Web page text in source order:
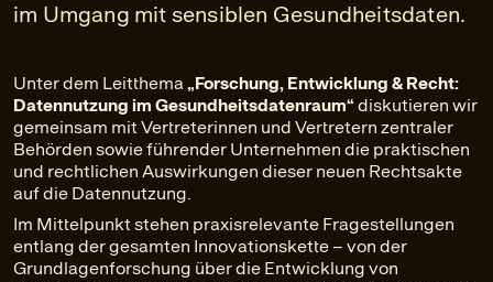
im Umgang mit sensiblen Gesundheitsdaten.
Unter dem Leitthema „Forschung, Entwicklung & Recht:
Datennutzung im Gesundheitsdatenraum“ diskutieren wir
gemeinsam mit Vertreterinnen und Vertretern zentraler
Behörden sowie führender Unternehmen die praktischen
und rechtlichen Auswirkungen dieser neuen Rechtsakte
auf die Datennutzung.
Im Mittelpunkt stehen praxisrelevante Fragestellungen
entlang der gesamten Innovationskette – von der
Grundlagenforschung über die Entwicklung von